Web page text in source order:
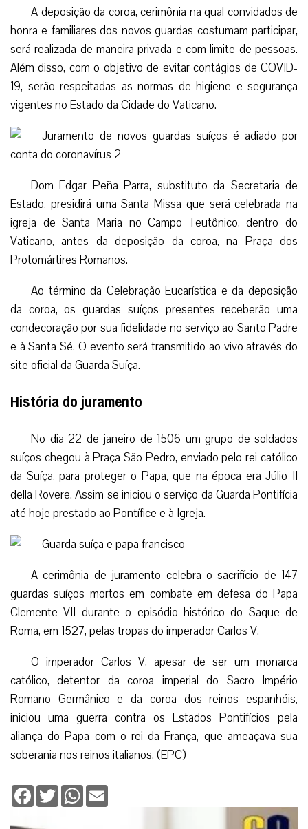
A deposição da coroa, cerimônia na qual convidados de
honra e familiares dos novos guardas costumam participar,
será realizada de maneira privada e com limite de pessoas.
Além disso, com o objetivo de evitar contágios de COVID-
19, serão respeitadas as normas de higiene e segurança
vigentes no Estado da Cidade do Vaticano.
Dom Edgar Peña Parra, substituto da Secretaria de
Estado, presidirá uma Santa Missa que será celebrada na
igreja de Santa Maria no Campo Teutônico, dentro do
Vaticano, antes da deposição da coroa, na Praça dos
Protomártires Romanos.
Ao término da Celebração Eucarística e da deposição
da coroa, os guardas suíços presentes receberão uma
condecoração por sua fidelidade no serviço ao Santo Padre
e à Santa Sé. O evento será transmitido ao vivo através do
site oficial da Guarda Suíça.
História do juramento
No dia 22 de janeiro de 1506 um grupo de soldados
suíços chegou à Praça São Pedro, enviado pelo rei católico
da Suíça, para proteger o Papa, que na época era Júlio II
della Rovere. Assim se iniciou o serviço da Guarda Pontifícia
até hoje prestado ao Pontífice e à Igreja.
A cerimônia de juramento celebra o sacrifício de 147
guardas suíços mortos em combate em defesa do Papa
Clemente VII durante o episódio histórico do Saque de
Roma, em 1527, pelas tropas do imperador Carlos V.
O imperador Carlos V, apesar de ser um monarca
católico, detentor da coroa imperial do Sacro Império
Romano Germânico e da coroa dos reinos espanhóis,
iniciou uma guerra contra os Estados Pontifícios pela
aliança do Papa com o rei da França, que ameaçava sua
soberania nos reinos italianos. (EPC)
Facebook
TwitterWhatsApp